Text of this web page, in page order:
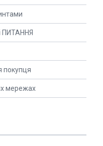
ПИТАННЯ
покупця
мережах